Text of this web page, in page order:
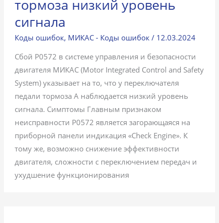
тормоза низкий уровень
сигнала
Коды ошибок, МИКАС - Коды ошибок/ 12.03.2024
Сбой P0572 в системе управления и безопасности
двигателя МИКАС (Motor Integrated Control and Safety
System) указывает на то, что у переключателя
педали тормоза А наблюдается низкий уровень
сигнала. Симптомы Главным признаком
неисправности P0572 является загорающаяся на
приборной панели индикация «Check Engine». К
тому же, возможно снижение эффективности
двигателя, сложности с переключением передач и
ухудшение функционирования